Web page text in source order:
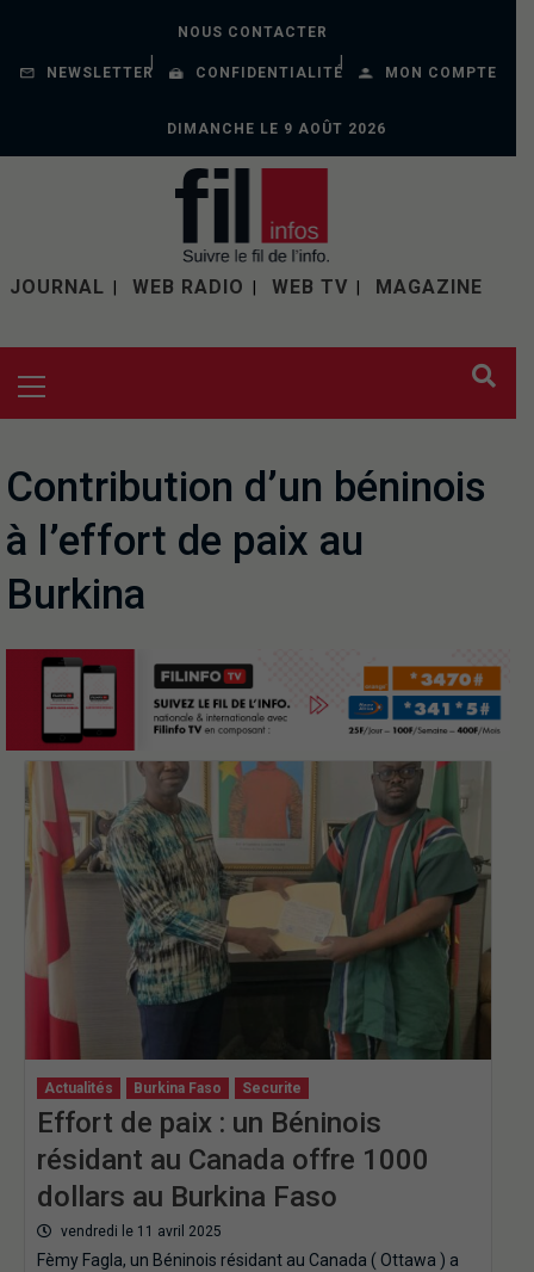
NOUS CONTACTER
NEWSLETTER CONFIDENTIALITÉ MON COMPTE
DIMANCHE LE 9 AOÛT 2026
JOURNAL WEB RADIO WEB TV MAGAZINE
Contribution d’un béninois
à l’effort de paix au
Burkina
Actualités Burkina Faso Securite
Effort de paix : un Béninois
résidant au Canada offre 1000
dollars au Burkina Faso
vendredi le 11 avril 2025
Fèmy Fagla, un Béninois résidant au Canada ( Ottawa ) a